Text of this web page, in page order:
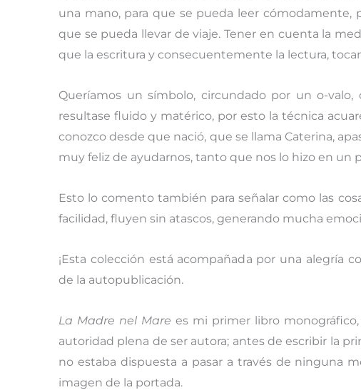
una mano, para que se pueda leer cómodamente,
que se pueda llevar de viaje. Tener en cuenta la
que la escritura y consecuentemente la lectura,
Queríamos un símbolo, circundado por un o-
resultase fluido y matérico, por esto la técnica
conozco desde que nació, que se llama Caterina,
muy feliz de ayudarnos, tanto que nos lo hizo en un
Esto lo comento también para señalar como las
facilidad, fluyen sin atascos, generando mucha
¡Esta colección está acompañada por una alegría
de la autopublicación.
La Madre nel Mare es mi primer libro
autoridad plena de ser autora; antes de escribir la
no estaba dispuesta a pasar a través de ninguna
imagen de la portada.